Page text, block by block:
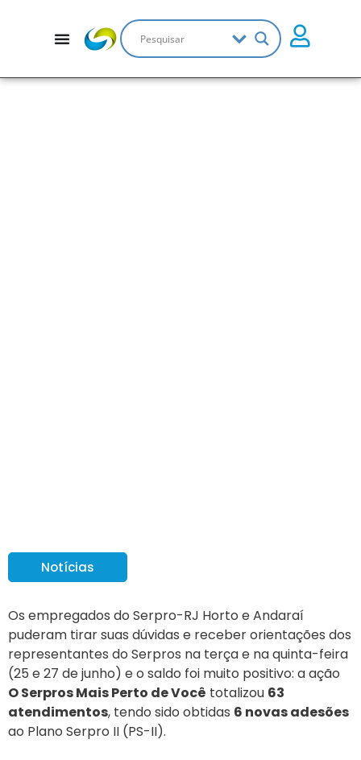
Notícias
Os empregados do Serpro-RJ Horto e Andaraí
puderam tirar suas dúvidas e receber orientações dos
representantes do Serpros na terça e na quinta-feira
(25 e 27 de junho) e o saldo foi muito positivo: a ação
O Serpros Mais Perto de Você totalizou 63
atendimentos, tendo sido obtidas 6 novas adesões
ao Plano Serpro II (PS-II).